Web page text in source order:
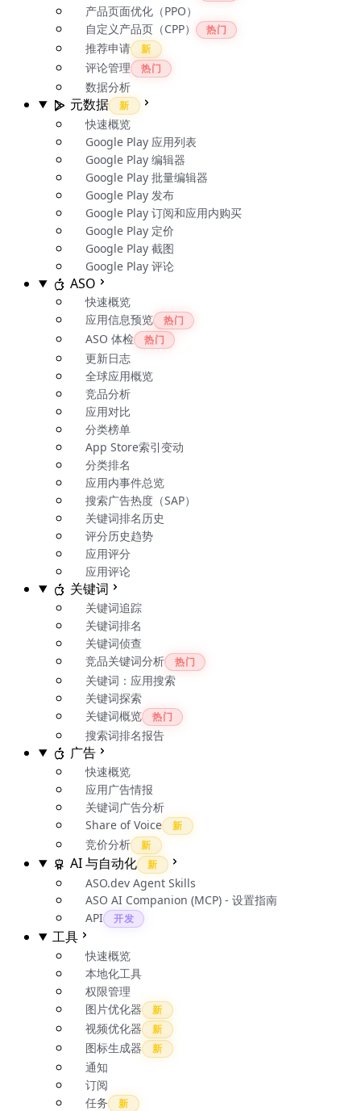
产品页面优化（PPO）
自定义产品页（CPP）
热门
推荐申请 新
评论管理 热门
数据分析
元数据 新
快速概览
Google Play 应用列表
Google Play 编辑器
Google Play 批量编辑器
Google Play 发布
Google Play 订阅和应用内购买
Google Play 定价
Google Play 截图
Google Play 评论
ASO
快速概览
应用信息预览
热门
ASO 体检 热门
更新日志
全球应用概览
竞品分析
应用对比
分类榜单
App Store索引变动
分类排名
应用内事件总览
搜索广告热度（SAP）
关键词排名历史
评分历史趋势
应用评分
应用评论
关键词
关键词追踪
关键词排名
关键词侦查
竞品关键词分析
热门
关键词：应用搜索
关键词探索
关键词概览
热门
搜索词排名报告
广告
快速概览
应用广告情报
关键词广告分析
Share of Voice
新
竞价分析 新
AI 与自动化 新
ASO.dev Agent Skills
ASO AI Companion (MCP) - 设置指南
API
开发
工具
快速概览
本地化工具
权限管理
图片优化器
新
视频优化器 新
图标生成器 新
通知
订阅
任务
新